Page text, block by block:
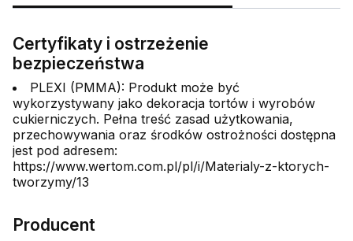
Certyfikaty i ostrzeżenie
bezpieczeństwa
PLEXI (PMMA): Produkt może być
wykorzystywany jako dekoracja tortów i wyrobów
cukierniczych. Pełna treść zasad użytkowania,
przechowywania oraz środków ostrożności dostępna
jest pod adresem:
https://www.wertom.com.pl/pl/i/Materialy-z-ktorych-
tworzymy/13
Producent